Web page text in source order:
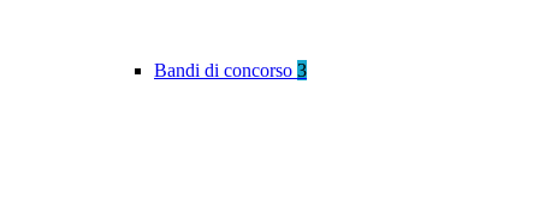
Bandi di concorso 3